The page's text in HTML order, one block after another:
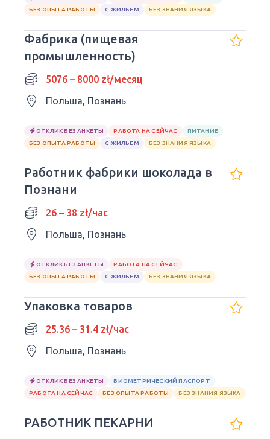
БЕЗ ОПЫТА РАБОТЫ
С ЖИЛЬЕМ БЕЗ ЗНАНИЯ ЯЗЫКА
Фабрика (пищевая
промышленность)
5076 – 8000 zł/месяц
Польша, Познань
ОТКЛИК БЕЗ АНКЕТЫ РАБОТА НА СЕЙЧАС
ПИТАНИЕ
БЕЗ ОПЫТА РАБОТЫ
С ЖИЛЬЕМ БЕЗ ЗНАНИЯ ЯЗЫКА
Работник фабрики шоколада в
Познани
26 – 38 zł/час
Польша, Познань
ОТКЛИК БЕЗ АНКЕТЫ
РАБОТА НА СЕЙЧАС
БЕЗ ОПЫТА РАБОТЫ
С ЖИЛЬЕМ БЕЗ ЗНАНИЯ ЯЗЫКА
Упаковка товаров
25.36 – 31.4 zł/час
Польша, Познань
ОТКЛИК БЕЗ АНКЕТЫ
БИОМЕТРИЧЕСКИЙ ПАСПОРТ
РАБОТА НА СЕЙЧАС
БЕЗ ОПЫТА РАБОТЫ БЕЗ ЗНАНИЯ ЯЗЫКА
РАБОТНИК ПЕКАРНИ